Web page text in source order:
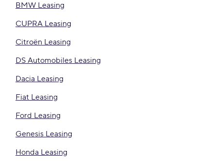
BMW Leasing
CUPRA Leasing
Citroën Leasing
DS Automobiles Leasing
Dacia Leasing
Fiat Leasing
Ford Leasing
Genesis Leasing
Honda Leasing